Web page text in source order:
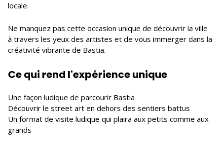
locale.
Ne manquez pas cette occasion unique de découvrir la ville
à travers les yeux des artistes et de vous immerger dans la
créativité vibrante de Bastia.
Ce qui rend l'expérience unique
Une façon ludique de parcourir Bastia
Découvrir le street art en dehors des sentiers battus
Un format de visite ludique qui plaira aux petits comme aux
grands